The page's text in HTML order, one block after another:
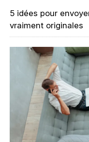
5 idées pour
vraiment originales